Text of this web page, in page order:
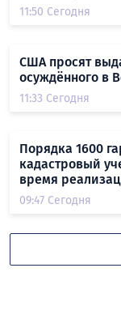
11:50 Сегодня
США просят
осуждённого в
11:33 Сегодня
Порядка 1600
кадастровый
время
09:47 Сегодня